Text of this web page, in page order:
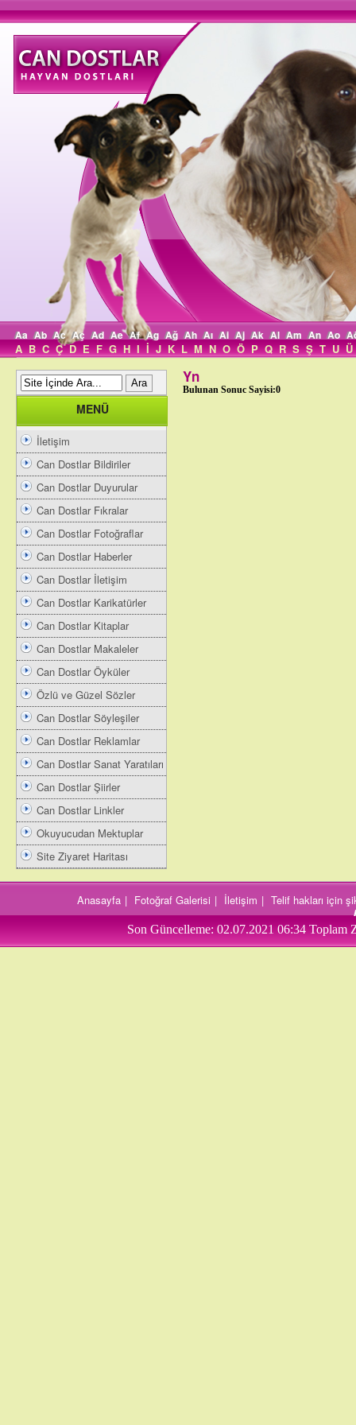
Aa Ab Ac Aç Ad Ae Af Ag Ağ Ah Aı Ai Aj Ak Al Am An Ao
A B C Ç D E F G H I İ J K L M N O Ö P Q R S Ş T U Ü
MENÜ
İletişim
Can Dostlar Bildiriler
Can Dostlar Duyurular
Can Dostlar Fıkralar
Can Dostlar Fotoğraflar
Can Dostlar Haberler
Can Dostlar İletişim
Can Dostlar Karikatürler
Can Dostlar Kitaplar
Can Dostlar Makaleler
Can Dostlar Öyküler
Özlü ve Güzel Sözler
Can Dostlar Söyleşiler
Can Dostlar Reklamlar
Can Dostlar Sanat Yaratıları
Can Dostlar Şiirler
Can Dostlar Linkler
Okuyucudan Mektuplar
Site Ziyaret Haritası
Yn
Bulunan Sonuc Sayisi:0
Anasayfa | Fotoğraf Galerisi | İletişim | Telif hakları için
Son Güncelleme: 02.07.2021 06:34 Toplam